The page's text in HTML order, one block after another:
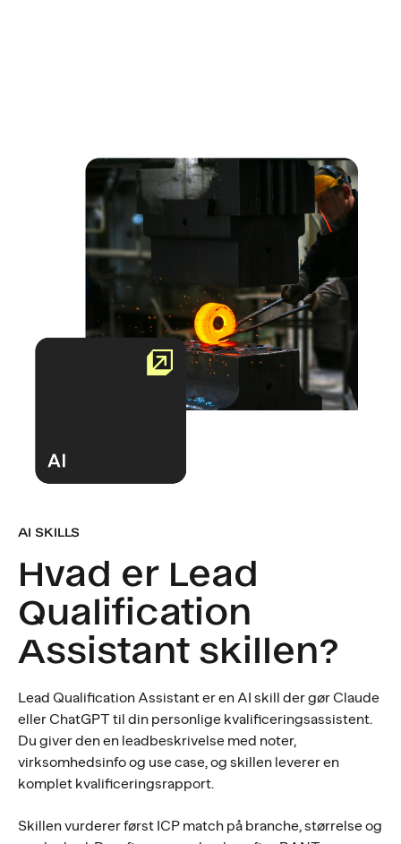
AI SKILLS
Hvad er Lead
Qualification
Assistant skillen?
Lead Qualification Assistant er en AI skill der gør Claude
eller ChatGPT til din personlige kvalificeringsassistent.
Du giver den en leadbeskrivelse med noter,
virksomhedsinfo og use case, og skillen leverer en
komplet kvalificeringsrapport.
Skillen vurderer først ICP match på branche, størrelse og